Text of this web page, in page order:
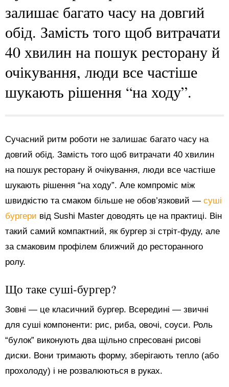
залишає багато часу на довгий
обід. Замість того щоб витрачати
40 хвилин на пошук ресторану й
очікування, люди все частіше
шукають рішення “на ходу”.
Сучасний ритм роботи не залишає багато часу на
довгий обід. Замість того щоб витрачати 40 хвилин
на пошук ресторану й очікування, люди все частіше
шукають рішення “на ходу”. Але компроміс між
швидкістю та смаком більше не обов’язковий — суші
бургери від Sushi Master доводять це на практиці. Він
такий самий компактний, як бургер зі стріт-фуду, але
за смаковим профілем ближчий до ресторанного
ролу.
Що таке суші-бургер?
Зовні — це класичний бургер. Всередині — звичні
для суші компоненти: рис, риба, овочі, соуси. Роль
“булок” виконують два щільно спресовані рисові
диски. Вони тримають форму, зберігають тепло (або
прохолоду) і не розвалюються в руках.